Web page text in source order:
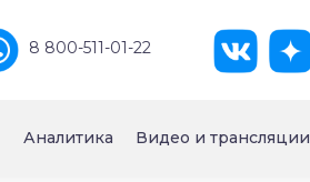
8 800-511-01-22
Аналитика Видео и трансляции